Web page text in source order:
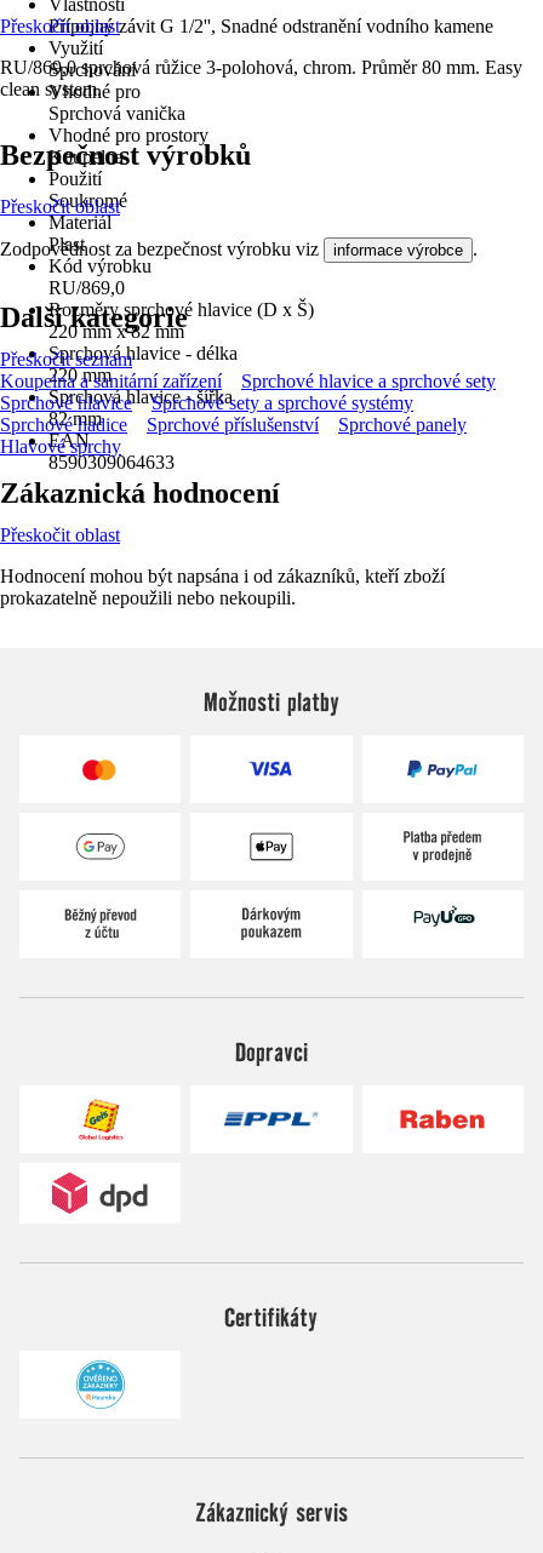
Vlastnosti
Přípojný závit G 1/2'', Snadné odstranění vodního kamene
Využití
Sprchování
Vhodné pro
Sprchová vanička
Vhodné pro prostory
Koupelna
Použití
Soukromé
Materiál
Plast
Kód výrobku
RU/869,0
Rozměry sprchové hlavice (D x Š)
220 mm x 82 mm
Sprchová hlavice - délka
220 mm
Sprchová hlavice - šířka
82 mm
EAN
8590309064633
Přeskočit oblast
RU/869,0 sprchová růžice 3-polohová, chrom. Průměr 80 mm. Easy
clean system.
Bezpečnost výrobků
Přeskočit oblast
Zodpovědnost za bezpečnost výrobku viz informace výrobce .
Další kategorie
Přeskočit seznam
Koupelna a sanitární zařízení
Sprchové hlavice a sprchové sety
Sprchové hlavice
Sprchové sety a sprchové systémy
Sprchové hadice
Sprchové příslušenství
Sprchové panely
Hlavové sprchy
Zákaznická hodnocení
Přeskočit oblast
Hodnocení mohou být napsána i od zákazníků, kteří zboží
prokazatelně nepoužili nebo nekoupili.
Možnosti platby
Dopravci
Certifikáty
Zákaznický servis